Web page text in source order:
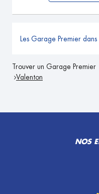
Les Garage Premier
Trouver un Garage Premier
Valenton
NOS